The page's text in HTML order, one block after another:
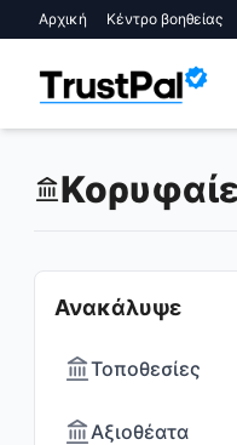
Αρχική Κέντρο βοηθείας
Ανακάλυψε
Τοποθεσίες
Αξιοθέατα